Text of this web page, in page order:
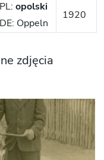
PL: opolski
DE: Oppeln
1920
zdjęcia